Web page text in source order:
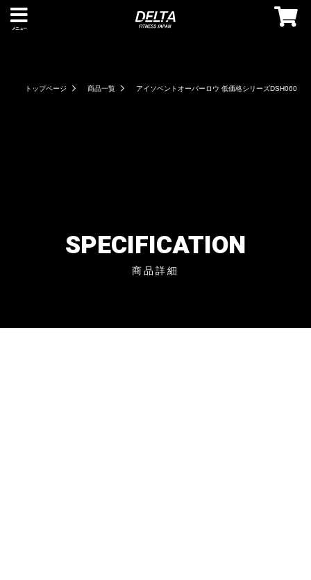
メニュー
トップページ 商品一覧 アイソベントオーバーロウ 低価格シリーズDSH060
SPECIFICATION
商品詳細